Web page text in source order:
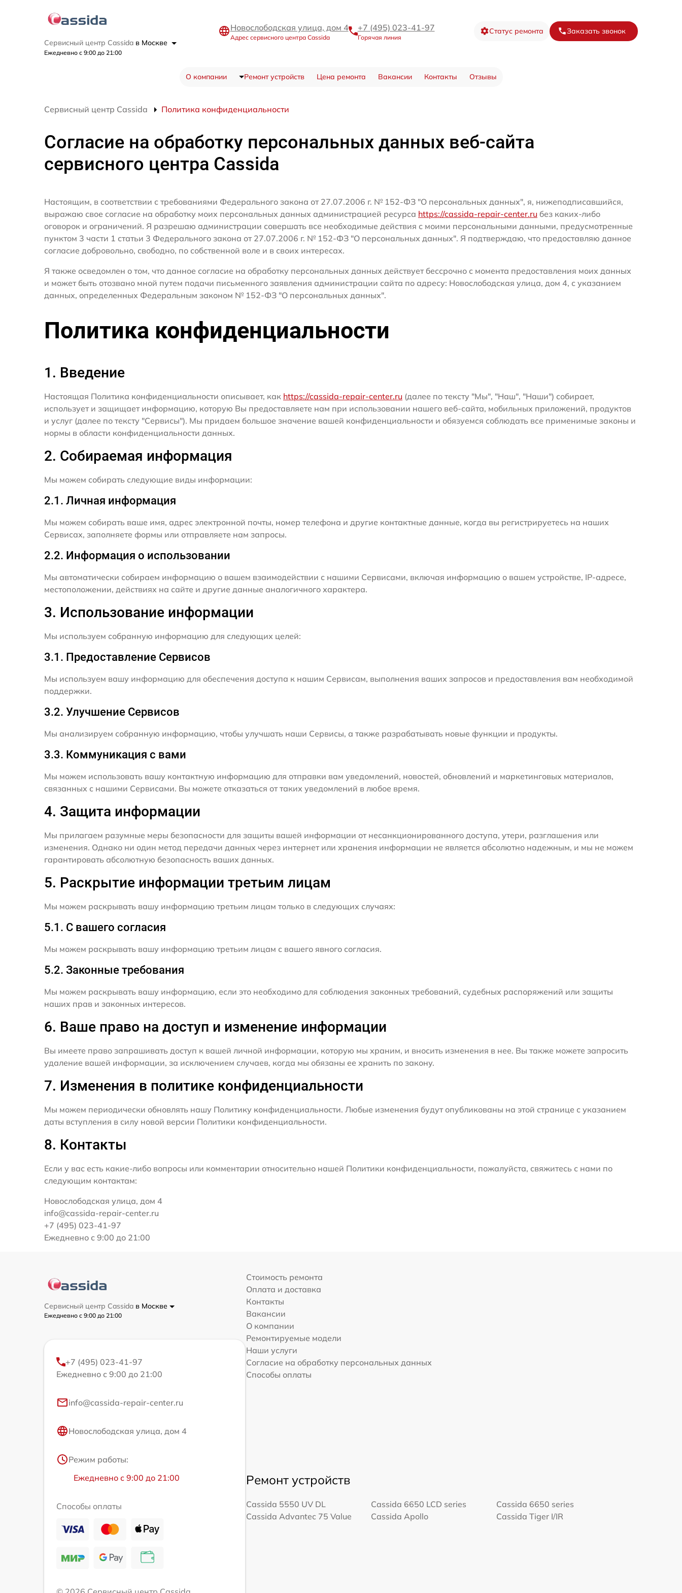
Сервисный центр Cassida в Москве
Ежедневно с 9:00 до 21:00
Новослободская улица, дом 4
Адрес сервисного центра Cassida
+7 (495) 023-41-97
Горячая линия
Статус ремонта Заказать звонок
О компании Ремонт устройств Цена ремонта Вакансии Контакты Отзывы
Сервисный центр Cassida Политика конфиденциальности
Согласие на обработку персональных данных веб-сайта
сервисного центра Cassida
Настоящим, в соответствии с требованиями Федерального закона от 27.07.2006 г. № 152-ФЗ "О персональных данных", я, нижеподписавшийся,
выражаю свое согласие на обработку моих персональных данных администрацией ресурса https://cassida-repair-center.ru без каких-либо
оговорок и ограничений. Я разрешаю администрации совершать все необходимые действия с моими персональными данными, предусмотренные
пунктом 3 части 1 статьи 3 Федерального закона от 27.07.2006 г. № 152-ФЗ "О персональных данных". Я подтверждаю, что предоставляю данное
согласие добровольно, свободно, по собственной воле и в своих интересах.
Я также осведомлен о том, что данное согласие на обработку персональных данных действует бессрочно с момента предоставления моих данных
и может быть отозвано мной путем подачи письменного заявления администрации сайта по адресу: Новослободская улица, дом 4, с указанием
данных, определенных Федеральным законом № 152-ФЗ "О персональных данных".
Политика конфиденциальности
1. Введение
Настоящая Политика конфиденциальности описывает, как https://cassida-repair-center.ru (далее по тексту "Мы", "Наш", "Наши") собирает,
использует и защищает информацию, которую Вы предоставляете нам при использовании нашего веб-сайта, мобильных приложений, продуктов
и услуг (далее по тексту "Сервисы"). Мы придаем большое значение вашей конфиденциальности и обязуемся соблюдать все применимые законы и
нормы в области конфиденциальности данных.
2. Собираемая информация
Мы можем собирать следующие виды информации:
2.1. Личная информация
Мы можем собирать ваше имя, адрес электронной почты, номер телефона и другие контактные данные, когда вы регистрируетесь на наших
Сервисах, заполняете формы или отправляете нам запросы.
2.2. Информация о использовании
Мы автоматически собираем информацию о вашем взаимодействии с нашими Сервисами, включая информацию о вашем устройстве, IP-адресе,
местоположении, действиях на сайте и другие данные аналогичного характера.
3. Использование информации
Мы используем собранную информацию для следующих целей:
3.1. Предоставление Сервисов
Мы используем вашу информацию для обеспечения доступа к нашим Сервисам, выполнения ваших запросов и предоставления вам необходимой
поддержки.
3.2. Улучшение Сервисов
Мы анализируем собранную информацию, чтобы улучшать наши Сервисы, а также разрабатывать новые функции и продукты.
3.3. Коммуникация с вами
Мы можем использовать вашу контактную информацию для отправки вам уведомлений, новостей, обновлений и маркетинговых материалов,
связанных с нашими Сервисами. Вы можете отказаться от таких уведомлений в любое время.
4. Защита информации
Мы прилагаем разумные меры безопасности для защиты вашей информации от несанкционированного доступа, утери, разглашения или
изменения. Однако ни один метод передачи данных через интернет или хранения информации не является абсолютно надежным, и мы не можем
гарантировать абсолютную безопасность ваших данных.
5. Раскрытие информации третьим лицам
Мы можем раскрывать вашу информацию третьим лицам только в следующих случаях:
5.1. С вашего согласия
Мы можем раскрывать вашу информацию третьим лицам с вашего явного согласия.
5.2. Законные требования
Мы можем раскрывать вашу информацию, если это необходимо для соблюдения законных требований, судебных распоряжений или защиты
наших прав и законных интересов.
6. Ваше право на доступ и изменение информации
Вы имеете право запрашивать доступ к вашей личной информации, которую мы храним, и вносить изменения в нее. Вы также можете запросить
удаление вашей информации, за исключением случаев, когда мы обязаны ее хранить по закону.
7. Изменения в политике конфиденциальности
Мы можем периодически обновлять нашу Политику конфиденциальности. Любые изменения будут опубликованы на этой странице с указанием
даты вступления в силу новой версии Политики конфиденциальности.
8. Контакты
Если у вас есть какие-либо вопросы или комментарии относительно нашей Политики конфиденциальности, пожалуйста, свяжитесь с нами по
следующим контактам:
Новослободская улица, дом 4
info@cassida-repair-center.ru
+7 (495) 023-41-97
Ежедневно с 9:00 до 21:00
Сервисный центр Cassida в Москве
Ежедневно с 9:00 до 21:00
+7 (495) 023-41-97
Ежедневно с 9:00 до 21:00
info@cassida-repair-center.ru
Новослободская улица, дом 4
Режим работы:
Ежедневно с 9:00 до 21:00
Способы оплаты
Стоимость ремонта
Оплата и доставка
Контакты
Вакансии
О компании
Ремонтируемые модели
Наши услуги
Согласие на обработку персональных данных
Способы оплаты
Ремонт устройств
Cassida 5550 UV DL Cassida 6650 LCD series
Cassida 6650 series
Cassida Advantec 75 Value
Cassida Apollo Cassida Tiger I/IR